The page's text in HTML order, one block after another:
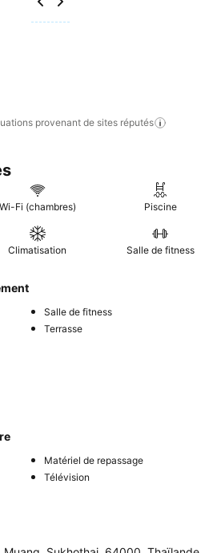
provenant de sites réputés
Wi-Fi (chambres) Piscine
Climatisation Salle de fitness
Salle de fitness
Terrasse
Matériel de repassage
Télévision